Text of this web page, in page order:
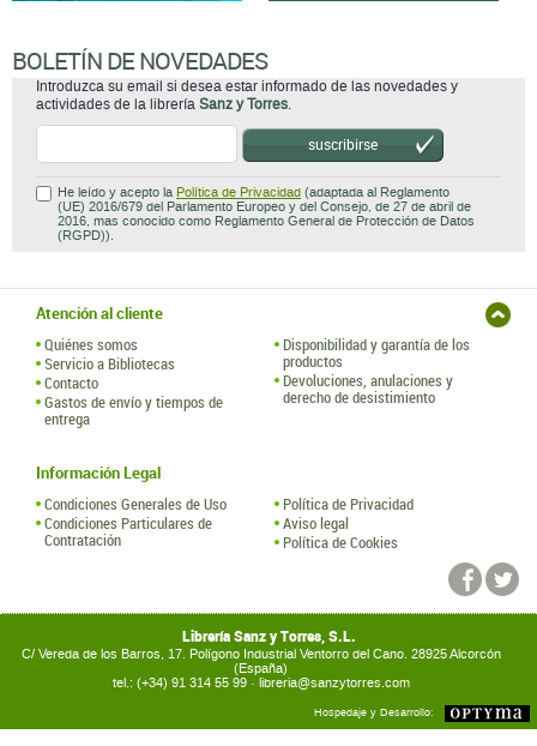
BOLETÍN DE NOVEDADES
Introduzca su email si desea estar informado de las novedades y
actividades de la librería Sanz y Torres.
suscribirse
He leído y acepto la Política de Privacidad (adaptada al Reglamento
(UE) 2016/679 del Parlamento Europeo y del Consejo, de 27 de abril de
2016, mas conocido como Reglamento General de Protección de Datos
(RGPD)).
Atención al cliente
Quiénes somos
Servicio a Bibliotecas
Contacto
Gastos de envío y tiempos de
entrega
Disponibilidad y garantía de los
productos
Devoluciones, anulaciones y
derecho de desistimiento
Información Legal
Condiciones Generales de Uso
Condiciones Particulares de
Contratación
Política de Privacidad
Aviso legal
Política de Cookies
Librería Sanz y Torres, S.L.
C/ Vereda de los Barros, 17. Polígono Industrial Ventorro del Cano. 28925 Alcorcón
(España)
tel.: (+34) 91 314 55 99 · libreria@sanzytorres.com
Hospedaje y Desarrollo: